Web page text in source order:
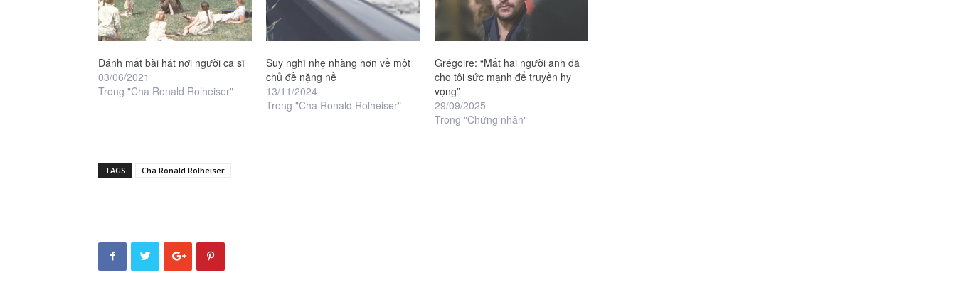
Đánh mất bài hát nơi người ca sĩ
03/06/2021
Trong "Cha Ronald Rolheiser"
Suy nghĩ nhẹ nhàng hơn về một
chủ đề nặng nề
13/11/2024
Trong "Cha Ronald Rolheiser"
Grégoire: “Mất hai người anh đã
cho tôi sức mạnh để truyền hy
vọng”
29/09/2025
Trong "Chứng nhân"
TAGS Cha Ronald Rolheiser